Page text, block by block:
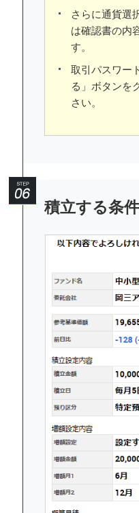
さらに通貨選
は確認書の内
す。
取引パスワー
る」ボタンを
さい。
積立する条